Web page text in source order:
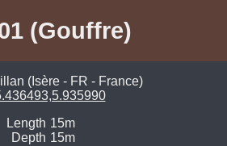
(Gouffre)
(Isère - FR - France)
Length 15m
Depth 15m